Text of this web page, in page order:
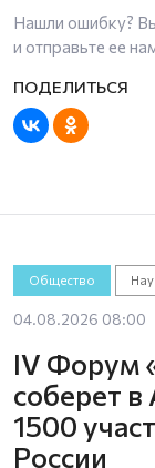
Нашли ошибку?
и отправьте ее
Общество
04.08.2026 08:00
IV Форум
соберет в
1500
России